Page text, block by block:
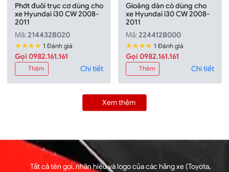
Phớt đuôi trục cơ dùng cho
xe Hyundai i30 CW 2008-
2011
Mã:214432B020
★★★★ 1 Đánh giá
Gọi 0982.161.161
Thêm Chi tiết
Gioăng dàn cò dùng cho
xe Hyundai i30 CW 2008-
2011
Mã:224412B000
★★★★ 1 Đánh giá
Gọi 0982.161.161
Thêm Chi tiết
Xem thêm
Tất cả tên gọi, nhãn hiệu và logo của các hãng xe (Toyota,